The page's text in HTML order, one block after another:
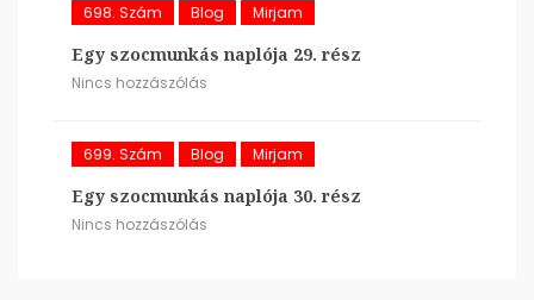
698. Szám Blog Mirjam
Egy szocmunkás naplója 29. rész
Nincs hozzászólás
699. Szám Blog Mirjam
Egy szocmunkás naplója 30. rész
Nincs hozzászólás